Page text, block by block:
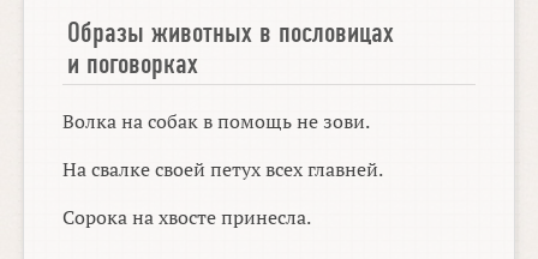
Образы животных в пословицах
и поговорках
Волка на собак в помощь не зови.
На свалке своей петух всех главней.
Сорока на хвосте принесла.